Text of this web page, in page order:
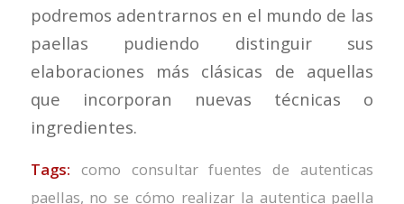
podremos adentrarnos en el mundo de las
paellas pudiendo distinguir sus
elaboraciones más clásicas de aquellas
que incorporan nuevas técnicas o
ingredientes.
Tags: como consultar fuentes de autenticas
paellas, no se cómo realizar la autentica paella